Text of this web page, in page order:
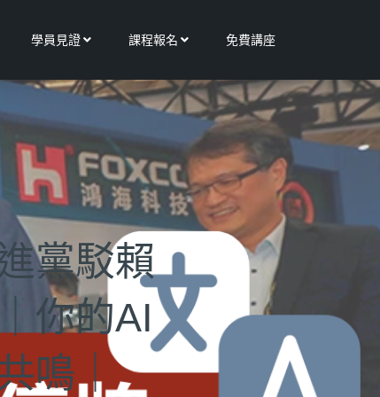
更多服務
學員見證Open 學員見證
課程報名 Open 課程報名
免費講座
黨駁賴
你的AI
鳴｜